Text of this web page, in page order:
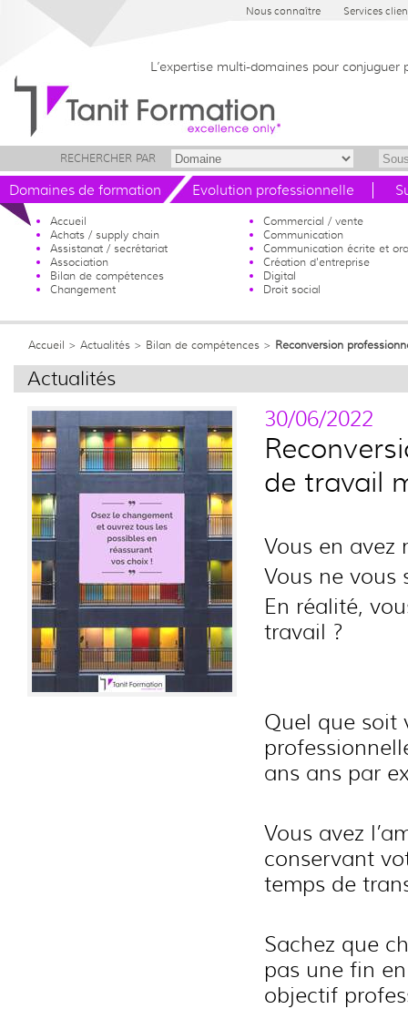
Nous connaître Services
L’expertise multi-domaines pour
RECHERCHER PAR
Domaines de formation Evolution professionnelle
Accueil
Achats / supply chain
Assistanat / secrétariat
Association
Bilan de compétences
Changement
Commercial / vente
Communication
Communication écrite et
Création d'entreprise
Digital
Droit social
Accueil > Actualités > Bilan de compétences > Reconversion
Actualités
30/06/2022
de travail
Vous en
Vous ne vous
En réalité,
travail ?
Quel que soit
ans ans par
Vous avez
conservant
temps de
Sachez que
pas une fin
objectif